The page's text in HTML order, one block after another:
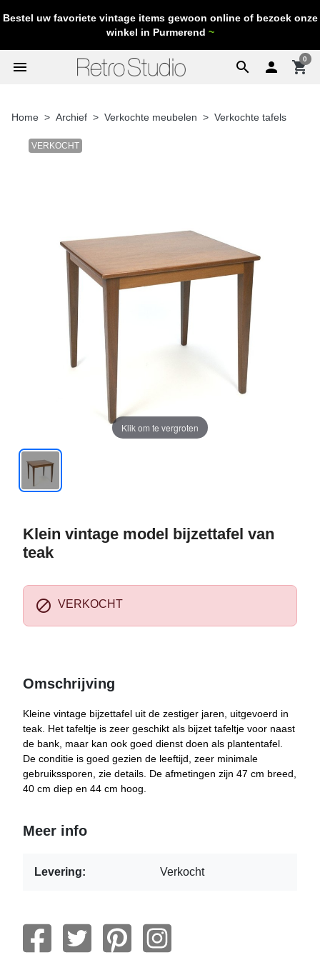
Bestel uw favoriete vintage items gewoon online of bezoek onze
winkel in Purmerend ~
search
menu  shopping_cart
0
Home Archief Verkochte meubelen Verkochte tafels
VERKOCHT
Klik om te vergroten
Klein vintage model bijzettafel van
teak
 VERKOCHT
Omschrijving
Kleine vintage bijzettafel uit de zestiger jaren, uitgevoerd in
teak. Het tafeltje is zeer geschikt als bijzet tafeltje voor naast
de bank, maar kan ook goed dienst doen als plantentafel.
De conditie is goed gezien de leeftijd, zeer minimale
gebruikssporen, zie details. De afmetingen zijn 47 cm breed,
40 cm diep en 44 cm hoog.
Meer info
Levering: Verkocht